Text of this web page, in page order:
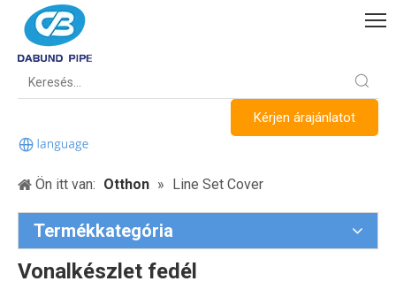
Kérjen árajánlatot
Ön itt van: Otthon » Line Set Cover
Termékkategória
Vonalkészlet fedél